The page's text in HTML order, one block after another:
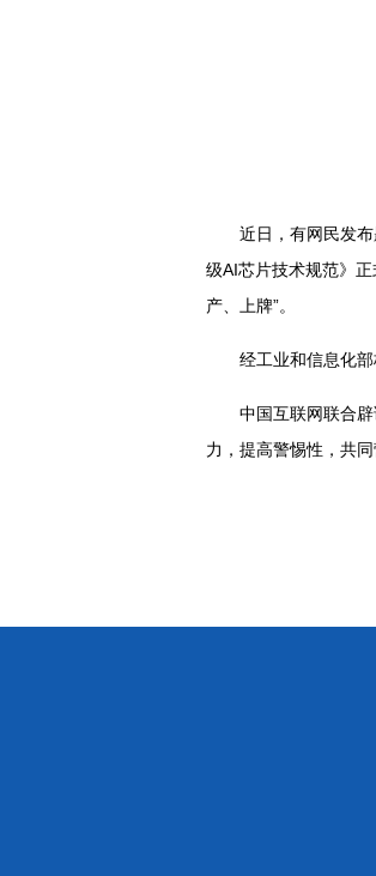
近日，有网民发
级AI芯片技术规范》
产、上牌”。
经工业和信息化
中国互联网联合
力，提高警惕性，共